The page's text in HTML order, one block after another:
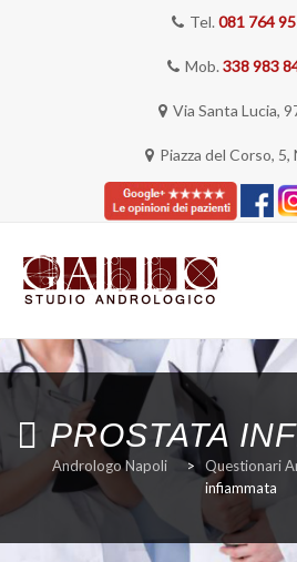
Tel. 081 764
Mob. 338 983
Via Santa Lucia,
Piazza del Corso, 5,
Skip
to
content
PATOLOGIE ANDROLOGICHE
PROSTATA
Andrologo Napoli > Questionari
infiammata